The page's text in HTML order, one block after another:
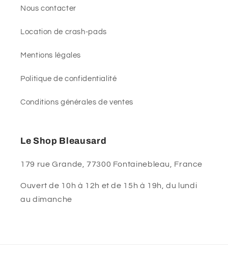
Nous contacter
Location de crash-pads
Mentions légales
Politique de confidentialité
Conditions générales de ventes
Le Shop Bleausard
179 rue Grande, 77300 Fontainebleau, France
Ouvert de 10h à 12h et de 15h à 19h, du lundi
au dimanche